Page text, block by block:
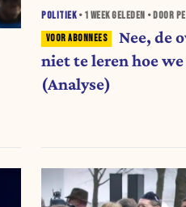
POLITIEK• 1 WEEKGELEDEN • DOOR
Nee, de
niet te leren hoe
(Analyse)